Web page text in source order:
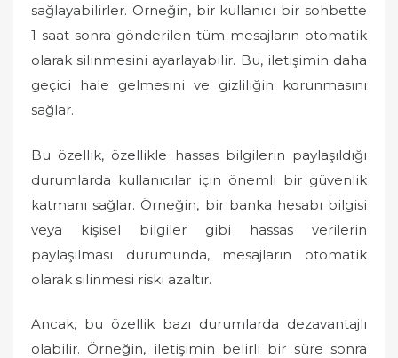
sağlayabilirler. Örneğin, bir kullanıcı bir sohbette
1 saat sonra gönderilen tüm mesajların otomatik
olarak silinmesini ayarlayabilir. Bu, iletişimin daha
geçici hale gelmesini ve gizliliğin korunmasını
sağlar.
Bu özellik, özellikle hassas bilgilerin paylaşıldığı
durumlarda kullanıcılar için önemli bir güvenlik
katmanı sağlar. Örneğin, bir banka hesabı bilgisi
veya kişisel bilgiler gibi hassas verilerin
paylaşılması durumunda, mesajların otomatik
olarak silinmesi riski azaltır.
Ancak, bu özellik bazı durumlarda dezavantajlı
olabilir. Örneğin, iletişimin belirli bir süre sonra